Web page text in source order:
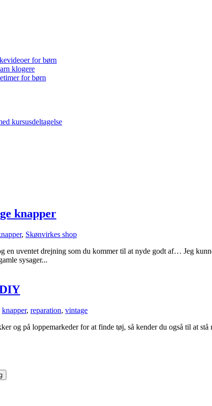
for børn
klogere
for børn
kursusdeltagelse
knapper
, Skønvirkes shop
en uventet drejning som du kommer til at nyde godt af… Jeg
sysager...
knapper, reparation, vintage
og på loppemarkeder for at finde tøj, så kender du også til at